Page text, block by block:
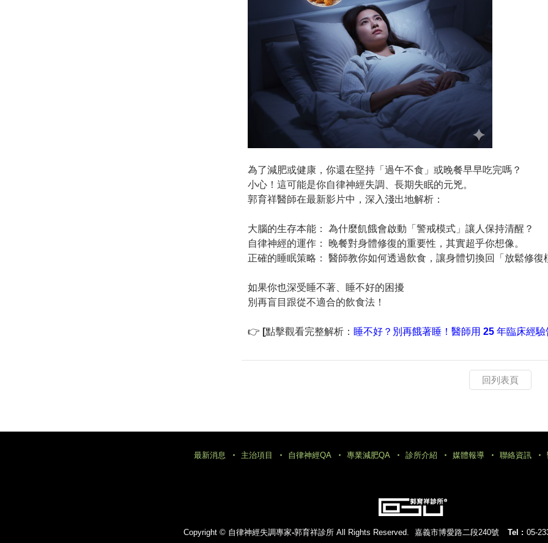
為了減肥或健康，你還在堅持「過午不食」或晚餐早早吃完嗎？
小心！這可能是你自律神經失調、長期失眠的元兇。
郭育祥醫師在最新影片中，深入淺出地解析：
大腦的生存本能：
為什麼飢餓會啟動「警戒模式」讓人保持清醒？
自律神經的運作：
晚餐對身體修復的重要性，其實超乎你想像。
正確的睡眠策略：
醫師教你如何透過飲食，讓身體切換回「放鬆修復
如果你也深受睡不著、睡不好的困擾
別再盲目跟從不適合的飲食法！
👉 [點擊觀看完整解析： 睡不好？別再餓著睡！醫師用 25 年臨床經
回列表頁
最新消息 主治項目 自律神經QA 專業減肥QA 診所介紹 媒體報導 聯絡資訊
Copyright © 自律神經失調專家-郭育祥診所 All Rights Reserved. 嘉義市博愛路二段240號 Tel : 05-